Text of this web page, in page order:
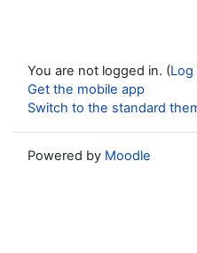
You are not logged in. (Log
Get the mobile app
Switch to the standard
Powered by Moodle